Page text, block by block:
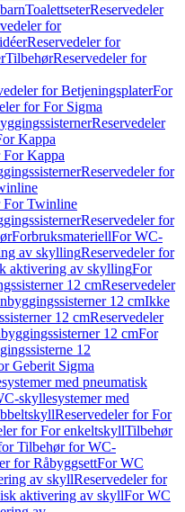
ToalettseterReservedeler
for
Reservedeler for
TilbehørReservedeler for
for BetjeningsplaterFor
for For Sigma
Reservedeler
Kappa
For Kappa
Reservedeler for
For Twinline
Reservedeler for
ForbruksmateriellFor WC-
av skyllingReservedeler for
aktivering av skyllingFor
12 cmReservedeler
12 cmIkke
12 cmReservedeler
12 cmFor
12
Geberit Sigma
med pneumatisk
skyllesystemer med
Reservedeler for For
for For enkeltskyllTilbehør
Tilbehør for WC-
for RåbyggsettFor WC
av skyllReservedeler for
aktivering av skyllFor WC